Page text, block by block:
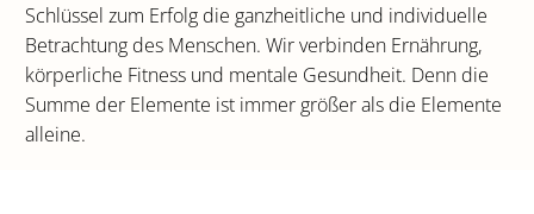
Schlüssel zum Erfolg die ganzheitliche und individuelle
Betrachtung des Menschen. Wir verbinden Ernährung,
körperliche Fitness und mentale Gesundheit. Denn die
Summe der Elemente ist immer größer als die Elemente
alleine.